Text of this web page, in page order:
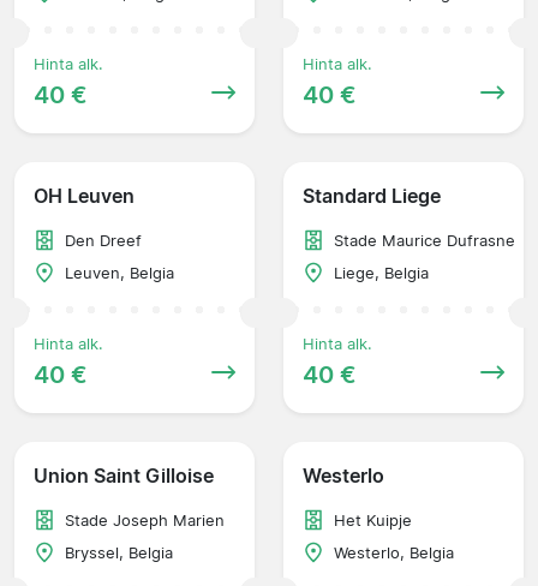
Hinta alk.
40 €
Hinta alk.
40 €
OH Leuven
Den Dreef
Leuven, Belgia
Hinta alk.
40 €
Standard Liege
Stade Maurice Dufrasne
Liege, Belgia
Hinta alk.
40 €
Union Saint Gilloise
Stade Joseph Marien
Bryssel, Belgia
Westerlo
Het Kuipje
Westerlo, Belgia